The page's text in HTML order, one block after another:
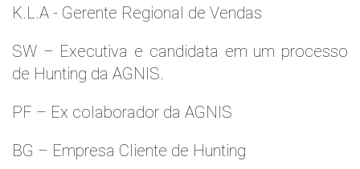
K.L.A - Gerente Regional de Vendas
SW – Executiva e candidata em um processo
de Hunting da AGNIS.
PF – Ex colaborador da AGNIS
BG – Empresa Cliente de Hunting